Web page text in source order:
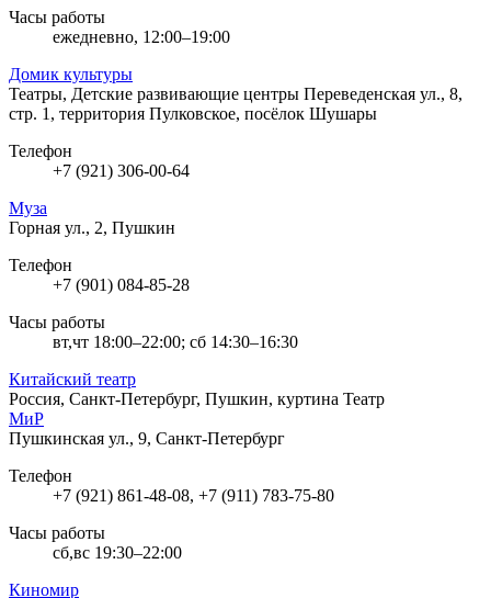
Часы работы
ежедневно, 12:00–19:00
Домик культуры
Театры, Детские развивающие центры Переведенская ул., 8,
стр. 1, территория Пулковское, посёлок Шушары
Телефон
+7 (921) 306-00-64
Муза
Горная ул., 2, Пушкин
Телефон
+7 (901) 084-85-28
Часы работы
вт,чт 18:00–22:00; сб 14:30–16:30
Китайский театр
Россия, Санкт-Петербург, Пушкин, куртина Театр
МиР
Пушкинская ул., 9, Санкт-Петербург
Телефон
+7 (921) 861-48-08, +7 (911) 783-75-80
Часы работы
сб,вс 19:30–22:00
Киномир